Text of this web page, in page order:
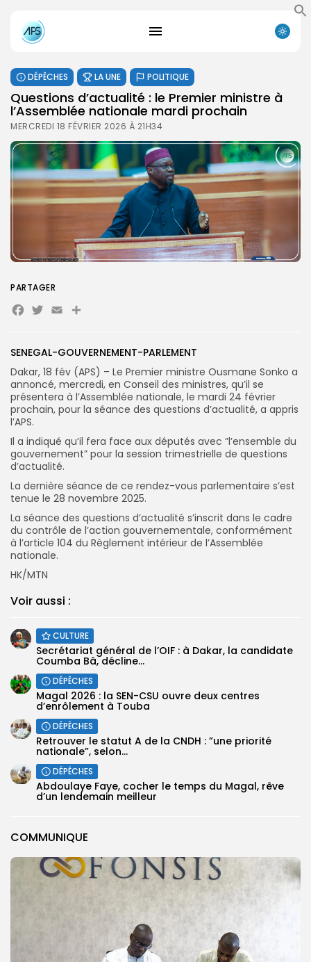
FR
DÉPÊCHES LA UNE POLITIQUE
Questions d’actualité : le Premier ministre à
l’Assemblée nationale mardi prochain
MERCREDI 18 FÉVRIER 2026 À 21H34
COMMUNIQUE
SENEGAL-GOUVERNEMENT-PARLEMENT
Dakar, 18 fév (APS) – Le Premier ministre Ousmane Sonko a
annoncé, mercredi, en Conseil des ministres, qu’il se
présentera à l’Assemblée nationale, le mardi 24 février
prochain, pour la séance des questions d’actualité, a appris
l’APS.
Il a indiqué qu’il fera face aux députés avec ”l’ensemble du
gouvernement” pour la session trimestrielle de questions
d’actualité.
La dernière séance de ce rendez-vous parlementaire s’est
tenue le 28 novembre 2025.
La séance des questions d’actualité s’inscrit dans le cadre
du contrôle de l’action gouvernementale, conformément
à l’article 104 du Règlement intérieur de l’Assemblée
nationale.
HK/MTN
Voir aussi :
CULTURE
Secrétariat général de l’OIF : à Dakar, la candidate
Coumba Bâ, décline...
DÉPÊCHES
Magal 2026 : la SEN-CSU ouvre deux centres
d’enrôlement à Touba
DÉPÊCHES
Retrouver le statut A de la CNDH : ”une priorité
nationale”, selon...
DÉPÊCHES
Abdoulaye Faye, cocher le temps du Magal, rêve
d’un lendemain meilleur
PARTAGER
Facebook
Twitter
EmailPartager